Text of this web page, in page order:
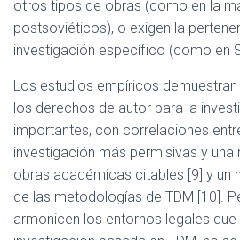
otros tipos de obras (como en la
postsoviéticos), o exigen la
investigación específico (como en
Los estudios empíricos
los derechos de autor para la
importantes, con correlaciones
investigación más permisivas y
obras académicas citables [9] y un
de las metodologías de TDM [10].
armonicen los entornos legales